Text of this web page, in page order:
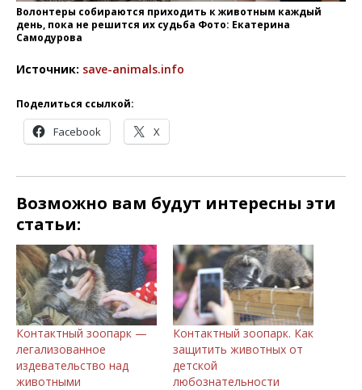
Волонтеры собираются приходить к животным каждый
день, пока не решится их судьба Фото: Екатерина
Самодурова
Источник: save-animals.info
Поделиться ссылкой:
Facebook X
Возможно вам будут интересны эти
статьи:
Контактный зоопарк —
легализованное
издевательство над
животными
Контактный зоопарк. Как
защитить животных от
детской
любознательности